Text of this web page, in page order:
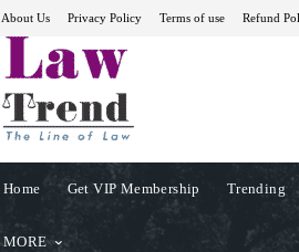
About Us Privacy Policy Terms of use Refund
Home Get VIP Membership Trending
MORE